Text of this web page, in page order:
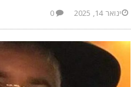
ינואר 14, 2025
0